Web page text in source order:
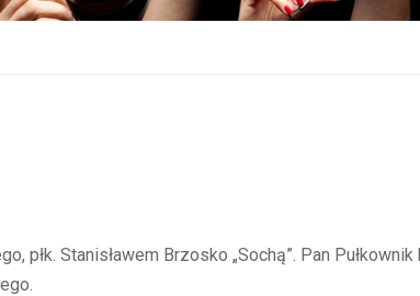
Stanisławem Brzosko „Sochą”. Pan